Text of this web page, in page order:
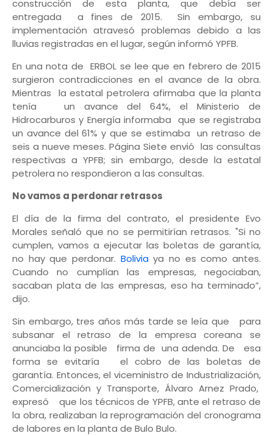
construcción de esta planta, que debía ser
entregada a fines de 2015. Sin embargo, su
implementación atravesó problemas debido a las
lluvias registradas en el lugar, según informó YPFB.
En una nota de ERBOL se lee que en febrero de 2015
surgieron contradicciones en el avance de la obra.
Mientras la estatal petrolera afirmaba que la planta
tenía un avance del 64%, el Ministerio de
Hidrocarburos y Energía informaba que se registraba
un avance del 61% y que se estimaba un retraso de
seis a nueve meses. Página Siete envió las consultas
respectivas a YPFB; sin embargo, desde la estatal
petrolera no respondieron a las consultas.
No vamos a perdonar retrasos
El día de la firma del contrato, el presidente Evo
Morales señaló que no se permitirían retrasos. "Si no
cumplen, vamos a ejecutar las boletas de garantía,
no hay que perdonar. Boliviaya no es como antes.
Cuando no cumplían las empresas, negociaban,
sacaban plata de las empresas, eso ha terminado”,
dijo.
Sin embargo, tres años más tarde se leía que para
subsanar el retraso de la empresa coreana se
anunciaba la posible firma de una adenda. De esa
forma se evitaría el cobro de las boletas de
garantía. Entonces, el viceministro de Industrialización,
Comercialización y Transporte, Álvaro Arnez Prado,
expresó que los técnicos de YPFB, ante el retraso de
la obra, realizaban la reprogramación del cronograma
de labores en la planta de Bulo Bulo.